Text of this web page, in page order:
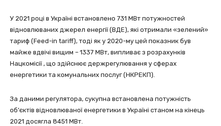
У 2021 році в Україні встановлено 731 МВт потужностей
відновлюваних джерел енергії (ВДЕ), які отримали «зелений»
тариф (Feed-in tariff), тоді як у 2020-му цей показник був
майже вдвічі вищим – 1337 МВт, випливає з розрахунків
Нацкомісії , що здійснює держрегулювання у сферах
енергетики та комунальних послуг (НКРЕКП).
За даними регулятора, сукупна встановлена ​​потужність
об’єктів відновлюваної енергетики в Україні станом на кінець
2021 досягла 8451 МВт.